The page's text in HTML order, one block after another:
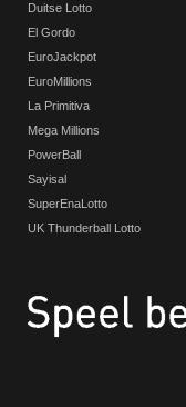
Duitse Lotto
El Gordo
EuroJackpot
EuroMillions
La Primitiva
Mega Millions
PowerBall
Sayisal
SuperEnaLotto
UK Thunderball Lotto